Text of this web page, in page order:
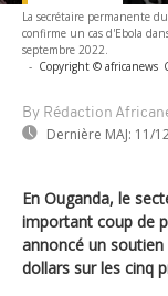
La secrétaire permanente
confirme un cas d'Ebola
septembre 2022.
- Copyright © africanews
By Rédaction
Dernière MAJ: 11/
En Ouganda, le
important coup de
annoncé un
dollars sur les cinq